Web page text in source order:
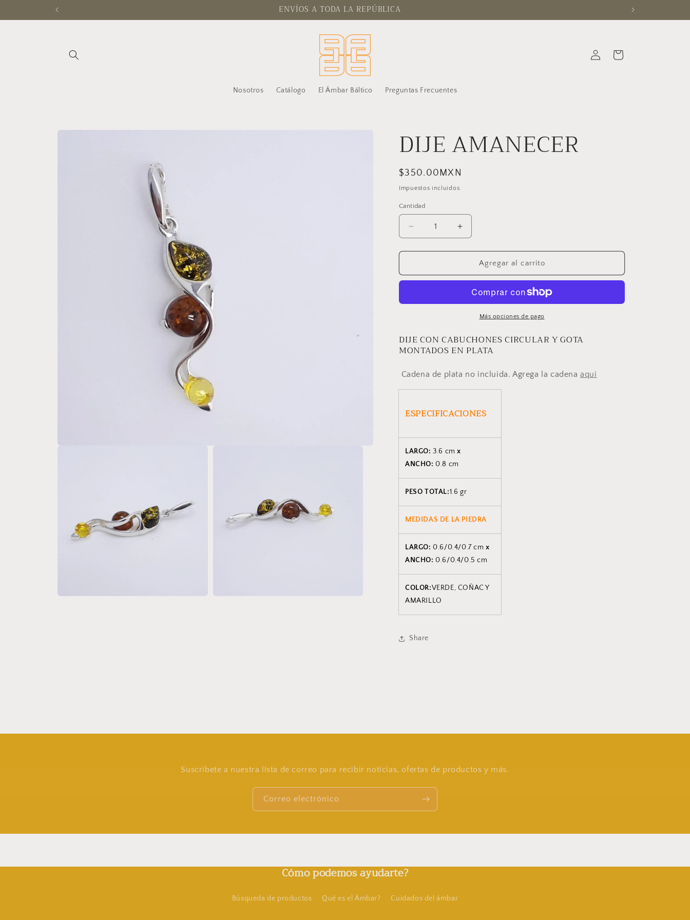
directamente
al contenido
ENVÍOS A TODA LA REPÚBLICA
Nosotros Catálogo El Ámbar Báltico Preguntas Frecuentes
sesión
Carrito
directamente
DIJE AMANECER
Precio
habitual
$350.00MXN
Impuestos incluidos.
Cantidad
Reducir
cantidad
para
AMANECER
Aumentar
cantidad
para
AMANECER
Agregar al carrito
Más opciones de pago
DIJE CON CABUCHONES CIRCULAR Y GOTA
MONTADOS EN PLATA
Cadena de plata no incluida. Agrega la cadenaaqui
ESPECIFICACIONES
LARGO:3.6 cmx
ANCHO:0.8 cm
PESO TOTAL:1.6 gr
MEDIDAS DE LA PIEDRA
LARGO:0.6/0.4/0.7 cmx
ANCHO: 0.6/0.4/0.5 cm
COLOR:VERDE, COÑAC Y
AMARILLO
Share
Suscríbete a nuestra lista de correo para recibir noticias, ofertas de productos y más.
Correo electrónico
Cómo podemos ayudarte?
Búsqueda de productos Qué es el Ámbar? Cuidados del ámbar